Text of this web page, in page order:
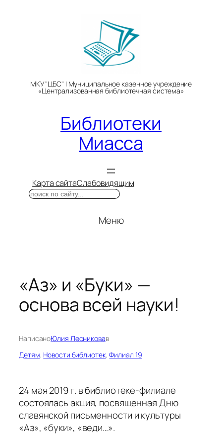
МКУ "ЦБС" | Муниципальное казенное учреждение
«Централизованная библиотечная система»
Библиотеки
Миасса
Карта сайтаСлабовидящим
Поиск
Меню
«Аз» и «Буки» —
основа всей науки!
НаписаноЮлия Лесниковав
Детям, Новости библиотек, Филиал 19
24 мая 2019 г. в библиотеке-филиале
состоялась акция, посвященная Дню
славянской письменности и культуры
«Аз», «буки», «веди…».